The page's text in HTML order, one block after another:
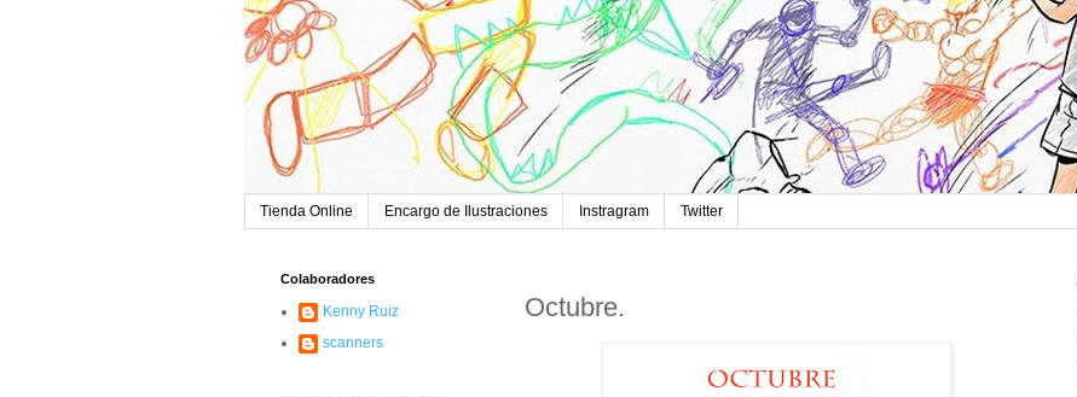
Tienda Online Encargo de Ilustraciones Instragram Twitter
Octubre.
Colaboradores
Kenny Ruiz
scanners